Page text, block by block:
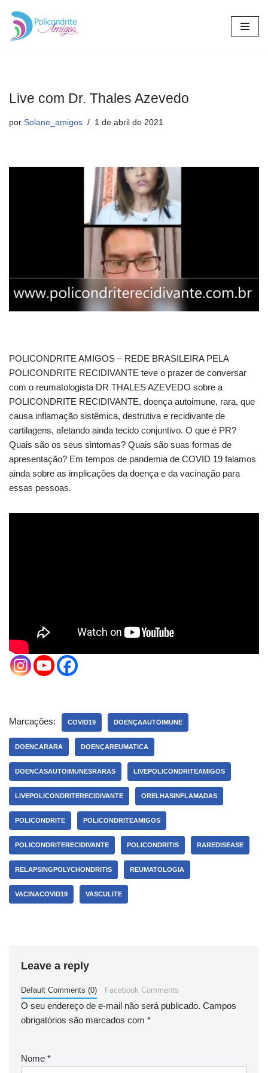
Pular
Live com Dr. Thales Azevedo
por Solane_amigos 1 de abril de 2021
POLICONDRITE AMIGOS – REDE BRASILEIRA PELA
POLICONDRITE RECIDIVANTE teve o prazer de conversar
com o reumatologista DR THALES AZEVEDO sobre a
POLICONDRITE RECIDIVANTE, doença autoimune, rara, que
causa inflamação sistêmica, destrutiva e recidivante de
cartilagens, afetando ainda tecido conjuntivo. O que é PR?
Quais são os seus sintomas? Quais são suas formas de
apresentação? Em tempos de pandemia de COVID 19 falamos
ainda sobre as implicações da doença e da vacinação para
essas pessoas.
Marcações: COVID19​ DOENÇAAUTOIMUNE​
DOENCARARA​ DOENÇAREUMATICA​
DOENCASAUTOIMUNESRARAS​ LIVEPOLICONDRITEAMIGOS​
LIVEPOLICONDRITERECIDIVANTE ORELHASINFLAMADAS​
POLICONDRITE​ POLICONDRITEAMIGOS​
POLICONDRITERECIDIVANTE​ POLICONDRITIS​ RAREDISEASE​
RELAPSINGPOLYCHONDRITIS​ REUMATOLOGIA​
VACINACOVID19​ VASCULITE​
Leave a reply
Default Comments (0) Facebook Comments
O seu endereço de e-mail não será publicado. Campos
obrigatórios são marcados com *
Nome *